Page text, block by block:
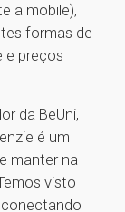
a mobile),
formas de
e preços
da BeUni,
é um
manter na
visto